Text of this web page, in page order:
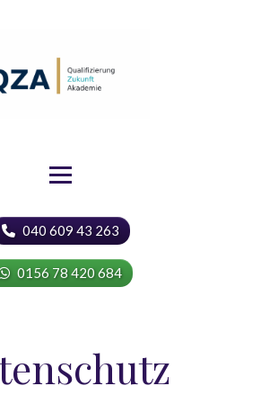
040 609 43 263
0156 78 420 684